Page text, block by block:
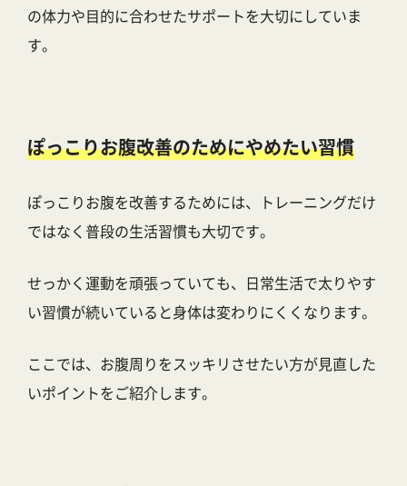
の体力や目的に合わせたサポートを大切にしていま
す。
ぽっこりお腹改善のためにやめたい習慣
ぽっこりお腹を改善するためには、トレーニングだけ
ではなく普段の生活習慣も大切です。
せっかく運動を頑張っていても、日常生活で太りやす
い習慣が続いていると身体は変わりにくくなります。
ここでは、お腹周りをスッキリさせたい方が見直した
いポイントをご紹介します。